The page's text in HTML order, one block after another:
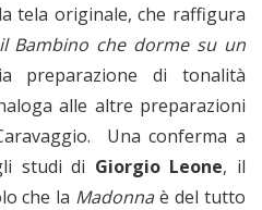
tela originale, che raffigura
Bambino che dorme su un
preparazione di tonalità
alle altre preparazioni
Una conferma a
studi di Giorgio Leone, il
che la Madonnaè del tutto